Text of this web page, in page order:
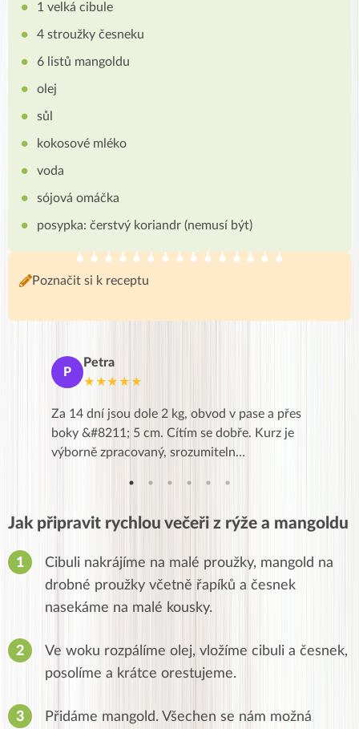
1 velká cibule
4 stroužky česneku
6 listů mangoldu
olej
sůl
kokosové mléko
voda
sójová omáčka
posypka: čerstvý koriandr (nemusí být)
Poznačit si k receptu
P
Petra
★★★★★
Za 14 dní jsou dole 2 kg, obvod v pase a přes
boky &#8211; 5 cm. Cítím se dobře. Kurz je
výborně zpracovaný, srozumiteln…
Jak připravit rychlou večeři z rýže a mangoldu
Cibuli nakrájíme na malé proužky, mangold na
drobné proužky včetně řapíků a česnek
nasekáme na malé kousky.
Ve woku rozpálíme olej, vložíme cibuli a česnek,
posolíme a krátce orestujeme.
Přidáme mangold. Všechen se nám možná